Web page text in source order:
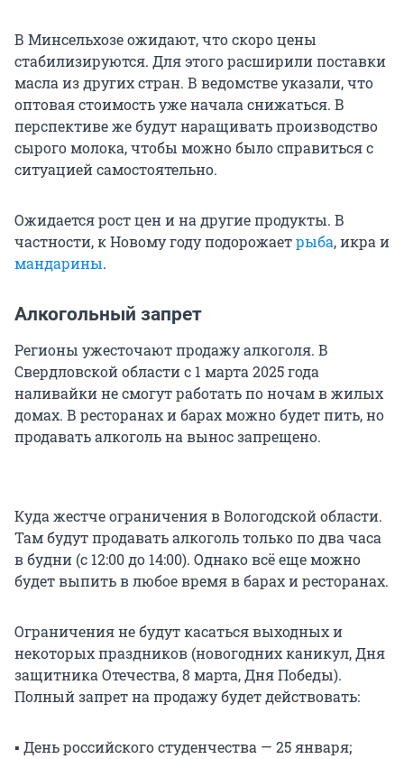
В Минсельхозе ожидают, что скоро цены
стабилизируются. Для этого расширили поставки
масла из других стран. В ведомстве указали, что
оптовая стоимость уже начала снижаться. В
перспективе же будут наращивать производство
сырого молока, чтобы можно было справиться с
ситуацией самостоятельно.
Ожидается рост цен и на другие продукты. В
частности, к Новому году подорожаетрыба, икра и
мандарины.
Алкогольный запрет
Регионы ужесточают продажу алкоголя. В
Свердловской области с 1 марта 2025 года
наливайки не смогут работать по ночам в жилых
домах. В ресторанах и барах можно будет пить, но
продавать алкоголь на вынос запрещено.
Куда жестче ограничения в Вологодской области.
Там будут продавать алкоголь только по два часа
в будни (с 12:00 до 14:00). Однако всё еще можно
будет выпить в любое время в барах и ресторанах.
Ограничения не будут касаться выходных и
некоторых праздников (новогодних каникул, Дня
защитника Отечества, 8 марта, Дня Победы).
Полный запрет на продажу будет действовать:
▪️ День российского студенчества — 25 января;